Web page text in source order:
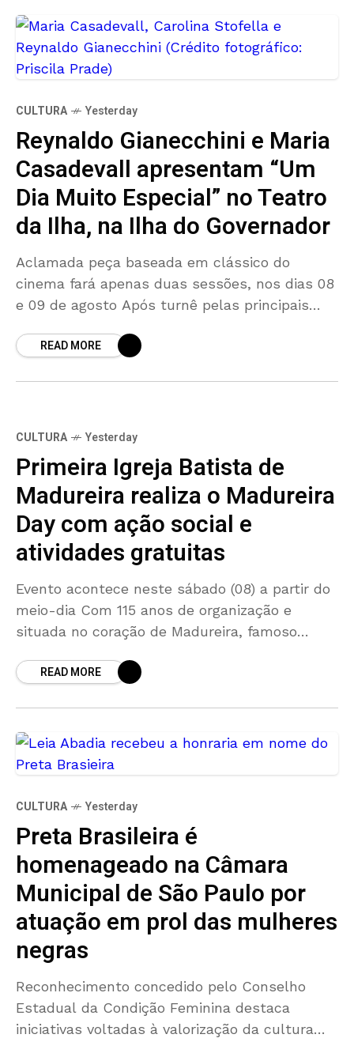
CULTURA Yesterday
Reynaldo Gianecchini e Maria
Casadevall apresentam “Um
Dia Muito Especial” no Teatro
da Ilha, na Ilha do Governador
Aclamada peça baseada em clássico do
cinema fará apenas duas sessões, nos dias 08
e 09 de agosto Após turnê pelas principais
Maria Casadevall retornam
READ MORE
CULTURA Yesterday
Primeira Igreja Batista de
Madureira realiza o Madureira
Day com ação social e
atividades gratuitas
Evento acontece neste sábado (08) a partir do
meio-dia Com 115 anos de organização e
situada no coração de Madureira, famoso
READ MORE
CULTURA Yesterday
Preta Brasileira é
homenageado na Câmara
Municipal de São Paulo por
atuação em prol das mulheres
negras
Reconhecimento concedido pelo Conselho
Estadual da Condição Feminina destaca
iniciativas voltadas à valorização da cultura